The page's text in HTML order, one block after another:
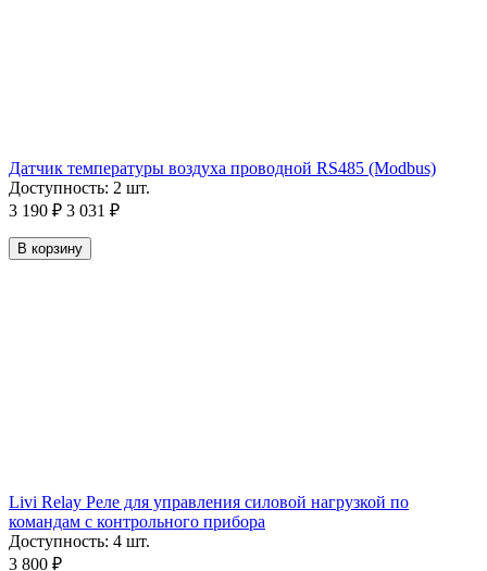
Датчик температуры воздуха проводной RS485 (Modbus)
Доступность: 2 шт.
3 190 ₽ 3 031 ₽
В корзину
Livi Relay Реле для управления силовой нагрузкой по
командам с контрольного прибора
Доступность: 4 шт.
3 800 ₽